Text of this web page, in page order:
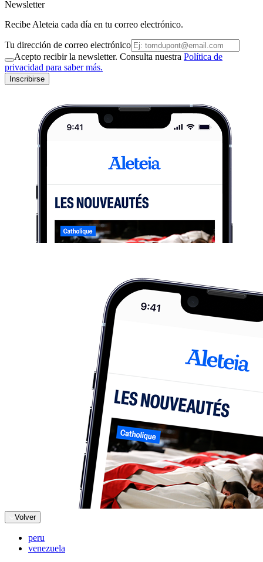
Newsletter
Recibe Aleteia cada día en tu correo electrónico.
Tu dirección de correo electrónico
Acepto recibir la newsletter. Consulta nuestra Política de
privacidad para saber más.
Inscribirse
Volver
peru
venezuela